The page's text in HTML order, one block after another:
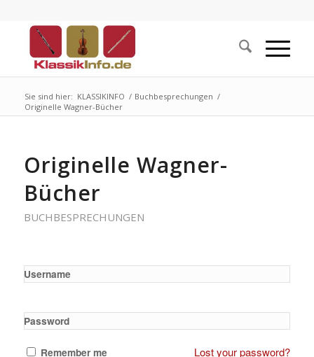
Sie sind hier: KLASSIKINFO / Buchbesprechungen /
Originelle Wagner-Bücher
Originelle Wagner-
Bücher
BUCHBESPRECHUNGEN
Username
Password
Remember me Lost your password?